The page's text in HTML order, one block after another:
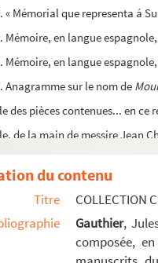
« Mémorial que representa á
Mémoire, en langue
Mémoire, en langue
Anagramme sur le nom de
des pièces contenues... en ce
de la main de messire Jean
du territoire de Besançon,
« Figure circulaire contenant
fait, par Pierre Bichet,
verbal des réquisitions du
de la
du contenu
Titre
COLLECTION
Gauthier,
composée,